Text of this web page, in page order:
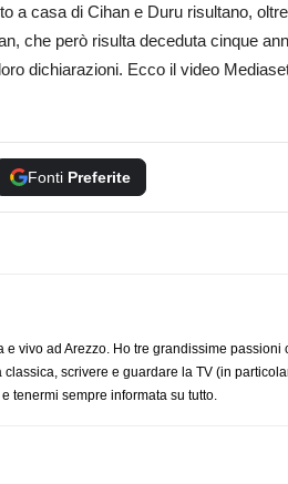
a casa di Cihan e Duru risultano,
che però risulta deceduta cinque
dichiarazioni. Ecco il video
Fonti Preferite
e vivo ad Arezzo. Ho tre grandissime passioni
classica, scrivere e guardare la TV (in
tenermi sempre informata su tutto.